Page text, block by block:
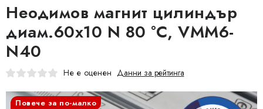
МАГНИТНИ ПОСОБИЯ
ИНДУСТРИАЛНИ МАГНИТИ
ДРУГИ МАГНИТИ
НЕРЪЖДАЕМИ МАТЕРИАЛИ
Неодимов магнит цилиндър
диам.60x10 N 80 °C, VMM6-
N40
Не е оценен Данни за рейтинга
Повече за по-малко